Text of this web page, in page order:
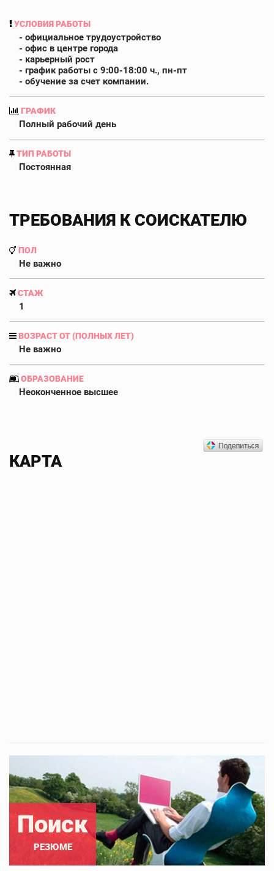
УСЛОВИЯ РАБОТЫ
- официальное трудоустройство
- офис в центре города
- карьерный рост
- график работы с 9:00-18:00 ч., пн-пт
- обучение за счет компании.
ГРАФИК
Полный рабочий день
ТИП РАБОТЫ
Постоянная
ТРЕБОВАНИЯ К СОИСКАТЕЛЮ
ПОЛ
Не важно
СТАЖ
1
ВОЗРАСТ ОТ (ПОЛНЫХ ЛЕТ)
Не важно
ОБРАЗОВАНИЕ
Неоконченное высшее
КАРТА
Поиск
РЕЗЮМЕ